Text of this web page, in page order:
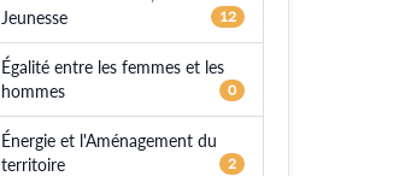
Jeunesse
12
Égalité entre les femmes et les
hommes
0
Énergie et l'Aménagement du
territoire
2